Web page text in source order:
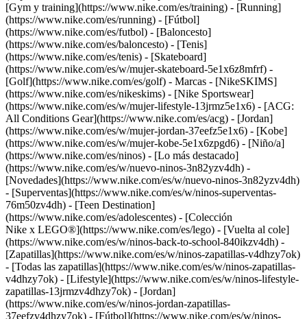
[Gym y training](https://www.nike.com/es/training) - [Running]
(https://www.nike.com/es/running) - [Fútbol]
(https://www.nike.com/es/futbol) - [Baloncesto]
(https://www.nike.com/es/baloncesto) - [Tenis]
(https://www.nike.com/es/tenis) - [Skateboard]
(https://www.nike.com/es/w/mujer-skateboard-5e1x6z8mfrf) -
[Golf](https://www.nike.com/es/golf) - Marcas - [NikeSKIMS]
(https://www.nike.com/es/nikeskims) - [Nike Sportswear]
(https://www.nike.com/es/w/mujer-lifestyle-13jrmz5e1x6) - [ACG:
All Conditions Gear](https://www.nike.com/es/acg) - [Jordan]
(https://www.nike.com/es/w/mujer-jordan-37eefz5e1x6) - [Kobe]
(https://www.nike.com/es/w/mujer-kobe-5e1x6zpgd6) - [Niño/a]
(https://www.nike.com/es/ninos) - [Lo más destacado]
(https://www.nike.com/es/w/nuevo-ninos-3n82yzv4dh) -
[Novedades](https://www.nike.com/es/w/nuevo-ninos-3n82yzv4dh)
- [Superventas](https://www.nike.com/es/w/ninos-superventas-
76m50zv4dh) - [Teen Destination]
(https://www.nike.com/es/adolescentes) - [Colección
Nike x LEGO®](https://www.nike.com/es/lego) - [Vuelta al cole]
(https://www.nike.com/es/w/ninos-back-to-school-840ikzv4dh) -
[Zapatillas](https://www.nike.com/es/w/ninos-zapatillas-v4dhzy7ok)
- [Todas las zapatillas](https://www.nike.com/es/w/ninos-zapatillas-
v4dhzy7ok) - [Lifestyle](https://www.nike.com/es/w/ninos-lifestyle-
zapatillas-13jrmzv4dhzy7ok) - [Jordan]
(https://www.nike.com/es/w/ninos-jordan-zapatillas-
37eefzv4dhzy7ok) - [Fútbol](https://www.nike.com/es/w/ninos-